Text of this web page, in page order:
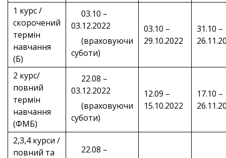
1 курс /
скорочений
термін
навчання
(Б)
03.10 –
03.12.2022
(враховуючи
суботи)
03.10 –
29.10.2022
31.10 –
2 курс/
повний
термін
навчання
(ФМБ)
22.08 –
03.12.2022
(враховуючи
суботи)
12.09 –
15.10.2022
17.10 –
2,3,4 курси /
повний та
22.08 –